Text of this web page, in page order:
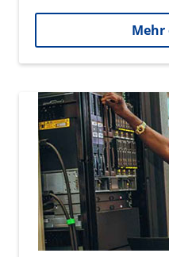
Mehr